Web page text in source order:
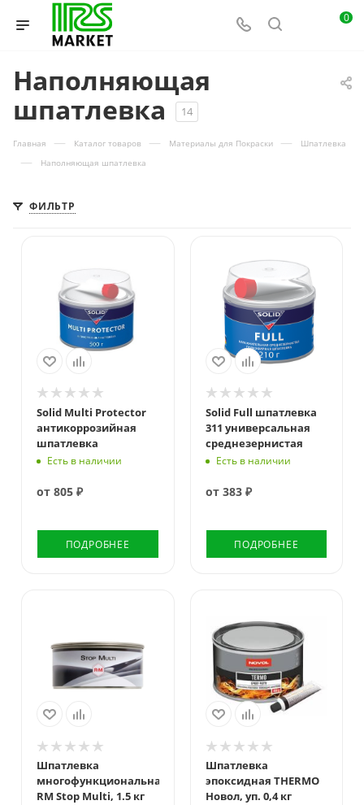
0
Наполняющая
шпатлевка
14
Главная — Каталог товаров — Материалы для Покраски — Шпатлевка
— Наполняющая шпатлевка
ФИЛЬТР
Solid Multi Protector
антикоррозийная
шпатлевка
Есть в наличии
от 805 ₽
ПОДРОБНЕЕ
Solid Full шпатлевка
311 универсальная
среднезернистая
Есть в наличии
от 383 ₽
ПОДРОБНЕЕ
Шпатлевка
многофункциональная
RM Stop Multi, 1.5 кг
желто-черный
Длина, м
Шпатлевка
эпоксидная THERMO
Новол, уп. 0,4 кг